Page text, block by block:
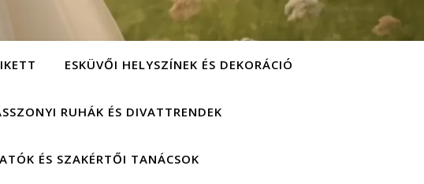
ESKÜVŐI HELYSZÍNEK ÉS DEKORÁCIÓ
RUHÁK ÉS DIVATTRENDEK
ÉS SZAKÉRTŐI TANÁCSOK